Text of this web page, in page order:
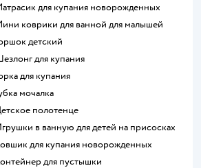
матрасик для купания новорожденных
мини коврики для ванной для малышей
детский
шезлонг для купания
для купания
мочалка
детское полотенце
игрушки в ванную для детей на присосках
ковшик для купания новорожденных
контейнер для пустышки